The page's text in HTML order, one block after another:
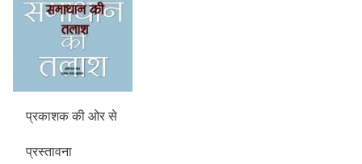
प्रकाशक की ओर से
प्रस्तावना